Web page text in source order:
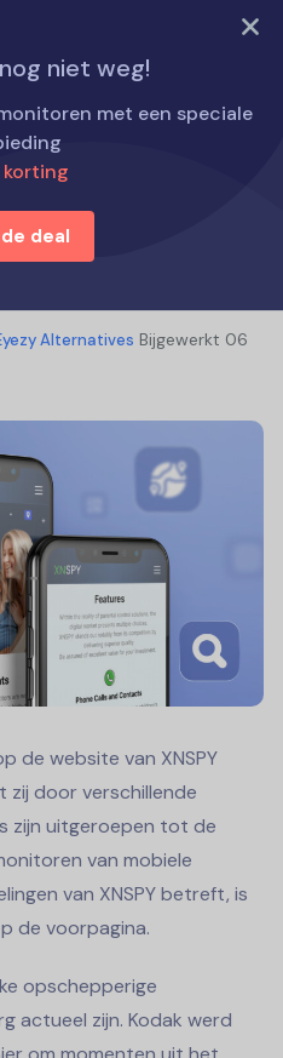
PROBEER NU
niet weg!
met een speciale
korting
deal
Is XNSPY legitiem? Uitleg
werkt het? Is
Alternatives Bijgewerkt 06
de website van XNSPY
door verschillende
zijn uitgeroepen tot de
van mobiele
van XNSPY betreft, is
de voorpagina.
opschepperige
actueel zijn. Kodak werd